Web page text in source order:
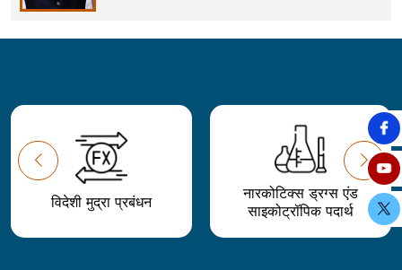
विदेशी मुद्रा प्रबंधन
नारकोटिक्स ड्रग्स एंड
साइकोट्रॉपिक पदार्थ